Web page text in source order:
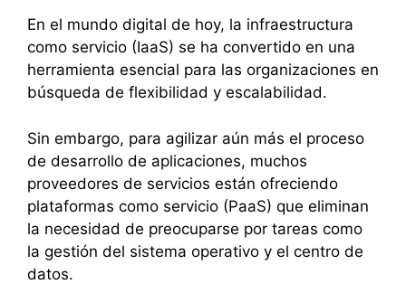
En el mundo digital de hoy, la infraestructura
como servicio (IaaS) se ha convertido en una
herramienta esencial para las organizaciones en
búsqueda de flexibilidad y escalabilidad.
Sin embargo, para agilizar aún más el proceso
de desarrollo de aplicaciones, muchos
proveedores de servicios están ofreciendo
plataformas como servicio (PaaS) que eliminan
la necesidad de preocuparse por tareas como
la gestión del sistema operativo y el centro de
datos.